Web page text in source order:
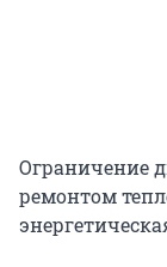
Ограничение
ремонтом